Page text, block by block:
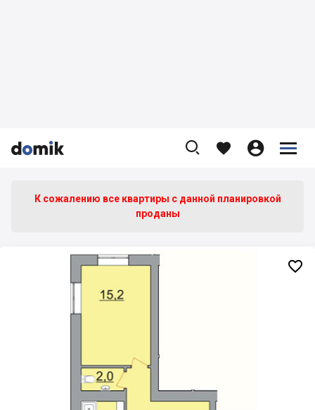


    


К сожалению все квартиры c данной планировкой
проданы
